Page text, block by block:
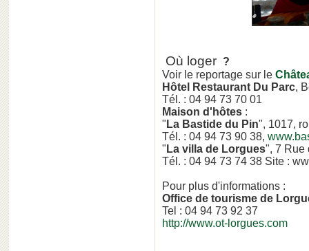
Où loger ?
Voir le reportage sur le
Hôtel Restaurant Du Parc,
Tél. : 04 94 73 70 01
Maison d'hôtes :
" La Bastide du Pin", 1017,
Tél. : 04 94 73 90 38,
" La villa de Lorgues", 7 Rue
Tél. : 04 94 73 74 38 Site :
Pour plus d'informations :
Office de tourisme de
Tel : 04 94 73 92 37
http://www.ot-lorgues.com